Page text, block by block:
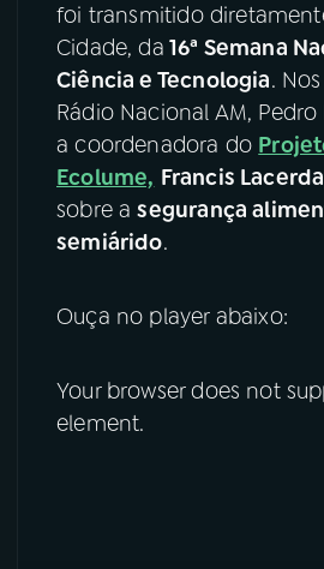
07ÚLTIMAS
08FESTIVAL DE MÚSICA
ACOMPANHE A RÁDIO NACIONAL
YouTube
foi transmitido
Cidade, da 16ª Semana
Ciência e Tecnologia.
Rádio Nacional AM,
a coordenadora do
Ecolume, Francis
sobre asegurança
semiárido.
Ouça no player abaixo:
Your browser does not
element.